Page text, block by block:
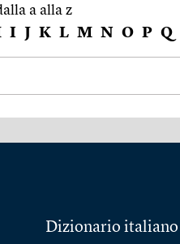
a alla z
I J K L M N O P Q
Dizionario italiano